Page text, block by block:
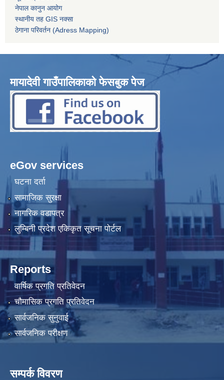
नेपाल कानुन आयोग
स्थानीय तह GIS नक्सा
ठेगाना परिवर्तन (Adress Mapping)
मायादेवी गाउँपालिकाको फेसबुक पेज
eGov services
घटना दर्ता
सामाजिक सुरक्षा
नागरिक वडापत्र
लुम्बिनी प्रदेश एकिकृत सूचना पोर्टल
Reports
वार्षिक प्रगति प्रतिवेदन
चौमासिक प्रगति प्रतिवेदन
सार्वजनिक सुनुवाई
सार्वजनिक परीक्षण
सम्पर्क विवरण